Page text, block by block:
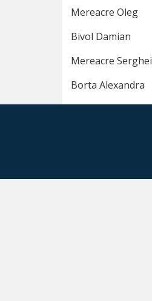
CONSILIUL
LOCAL
LISTA
CONSILIERILOR
Mereacre Oleg
Bivol Damian
Mereacre Serghei
Borta Alexandra